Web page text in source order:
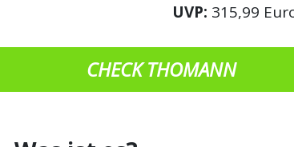
UVP: 315,99
CHECK THOMANN